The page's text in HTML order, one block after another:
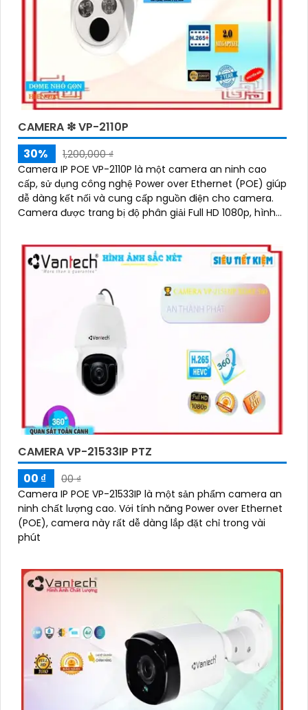
CAMERA ❇ VP-2110P
30%
1,200,000 ₫
Camera IP POE VP-2110P là một camera an ninh cao
cấp, sử dụng công nghệ Power over Ethernet (POE) giúp
dễ dàng kết nối và cung cấp nguồn điện cho camera.
Camera được trang bị độ phân giải Full HD 1080p, hình
CAMERA VP-21533IP PTZ
00 ₫
00 ₫
Camera IP POE VP-21533IP là một sản phẩm camera an
ninh chất lượng cao. Với tính năng Power over Ethernet
(POE), camera này rất dễ dàng lắp đặt chỉ trong vài
phút